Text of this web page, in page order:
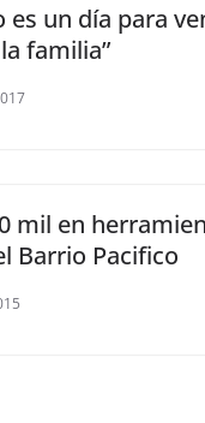
es un día para
familia”
mil en
Barrio Pacifico